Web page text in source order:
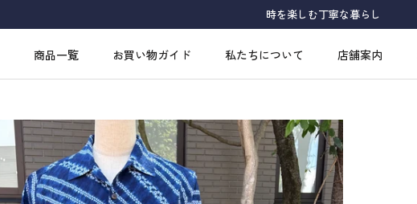
時を楽しむ丁寧な暮らし
商品一覧
お買い物ガイド
私たちについて
店舗案内